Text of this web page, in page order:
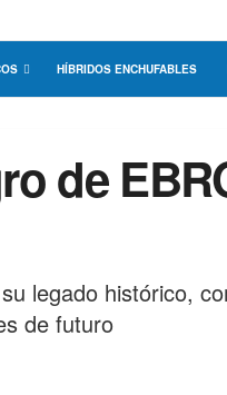
HÍBRIDOS ENCHUFABLES
de
legado histórico,
de futuro